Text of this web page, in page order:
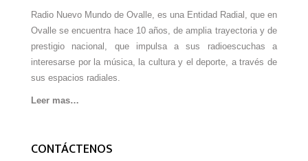
Radio Nuevo Mundo de Ovalle, es una Entidad Radial, que en
Ovalle se encuentra hace 10 años, de amplia trayectoria y de
prestigio nacional, que impulsa a sus radioescuchas a
interesarse por la música, la cultura y el deporte, a través de
sus espacios radiales.
Leer mas…
CONTÁCTENOS